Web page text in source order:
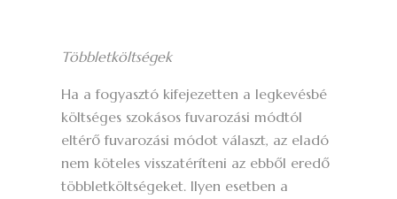
Többletköltségek
Ha a fogyasztó kifejezetten a legkevésbé
költséges szokásos fuvarozási módtól
eltérő fuvarozási módot választ, az eladó
nem köteles visszatéríteni az ebből eredő
többletköltségeket. Ilyen esetben a